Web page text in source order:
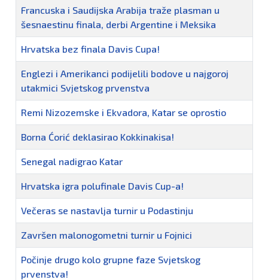
Francuska i Saudijska Arabija traže plasman u
šesnaestinu finala, derbi Argentine i Meksika
Hrvatska bez finala Davis Cupa!
Englezi i Amerikanci podijelili bodove u najgoroj
utakmici Svjetskog prvenstva
Remi Nizozemske i Ekvadora, Katar se oprostio
Borna Ćorić deklasirao Kokkinakisa!
Senegal nadigrao Katar
Hrvatska igra polufinale Davis Cup-a!
Večeras se nastavlja turnir u Podastinju
Završen malonogometni turnir u Fojnici
Počinje drugo kolo grupne faze Svjetskog
prvenstva!